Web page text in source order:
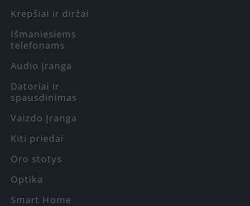
Krepšiai ir diržai
Išmaniesiems
telefonams
Audio įranga
Datoriai ir
spausdinimas
Vaizdo Įranga
Kiti priedai
Oro stotys
Optika
Smart Home